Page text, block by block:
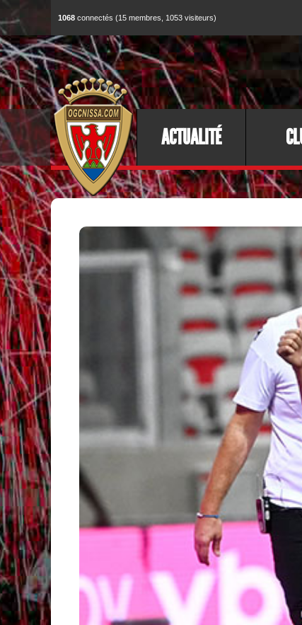
1068 connectés (15 membres, 1053 visiteurs)
ACTUALITÉ